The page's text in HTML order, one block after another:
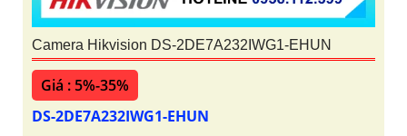
Camera Hikvision DS-2DE7A232IWG1-EHUN
Giá : 5%-35%
DS-2DE7A232IWG1-EHUN